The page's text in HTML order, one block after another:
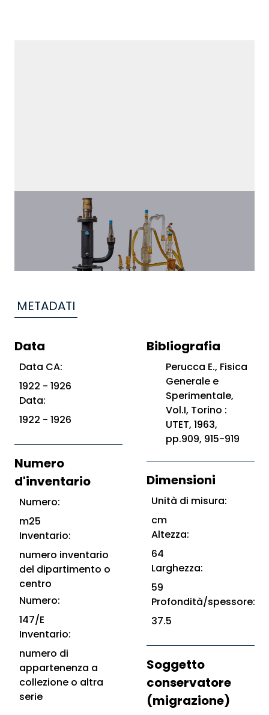
METADATI
Data
Data CA:
1922 - 1926
Data:
1922 - 1926
Numero
d'inventario
Numero:
m25
Inventario:
numero inventario
del dipartimento o
centro
Numero:
147/E
Inventario:
numero di
appartenenza a
collezione o altra
serie
Bibliografia
Perucca E., Fisica
Generale e
Sperimentale,
Vol.I, Torino :
UTET, 1963,
pp.909, 915-919
Dimensioni
Unità di misura:
cm
Altezza:
64
Larghezza:
59
Profondità/spessore:
37.5
Soggetto
conservatore
(migrazione)